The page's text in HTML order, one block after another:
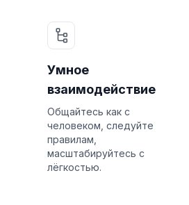
Умное
взаимодействие
Общайтесь как с
человеком, следуйте
правилам,
масштабируйтесь с
лёгкостью.